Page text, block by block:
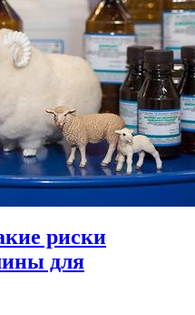
риски
для